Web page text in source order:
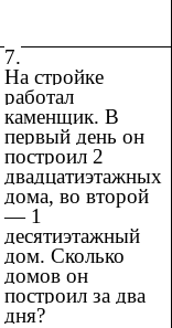
7.
На стройке
работал
каменщик. В
первый день он
построил 2
двадцатиэтажных
дома, во второй
— 1
десятиэтажный
дом. Сколько
домов он
построил за два
дня?